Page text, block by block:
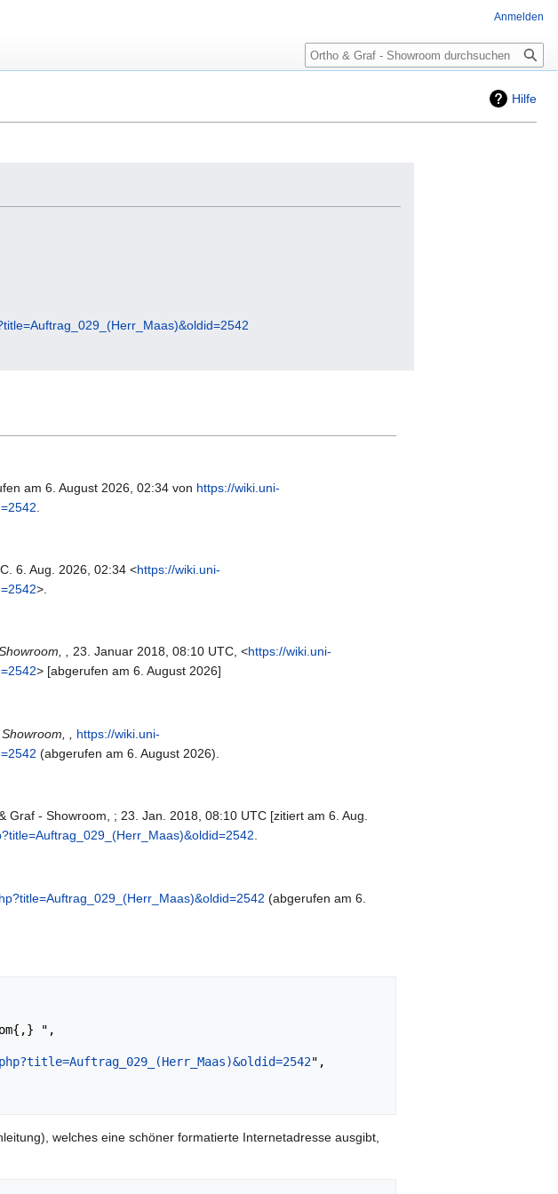
Hilfe
am 6. August 2026, 02:34 von https://wiki.uni-
6. Aug. 2026, 02:34 <https://wiki.uni-
>.
, 23. Januar 2018, 08:10 UTC, <https://wiki.uni-
> [abgerufen am 6. August 2026]
,
https://wiki.uni-
(abgerufen am 6. August 2026).
- Showroom, ; 23. Jan. 2018, 08:10 UTC [zitiert am 6. Aug.
(abgerufen am 6.
",
welches eine schöner formatierte Internetadresse ausgibt,
Anmelden
Suche